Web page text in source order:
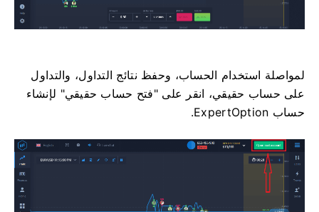
لمواصلة استخدام الحساب، وحفظ نتائج التداول، والتداول
على حساب حقيقي، انقر على "فتح حساب حقيقي" لإنشاء
حساب ExpertOption.